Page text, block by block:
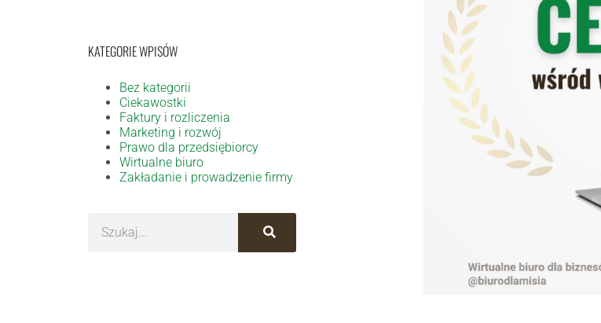
KATEGORIE WPISÓW
Bez kategorii
Ciekawostki
Faktury i rozliczenia
Marketing i rozwój
Prawo dla przedsiębiorcy
Wirtualne biuro
Zakładanie i prowadzenie firmy